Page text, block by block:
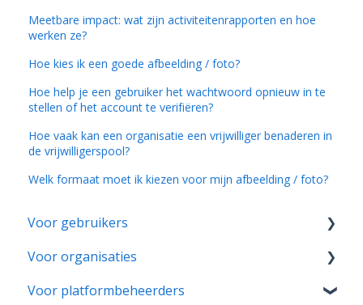
Meetbare impact: wat zijn activiteitenrapporten en hoe
werken ze?
Hoe kies ik een goede afbeelding / foto?
Hoe help je een gebruiker het wachtwoord opnieuw in te
stellen of het account te verifiëren?
Hoe vaak kan een organisatie een vrijwilliger benaderen in
de vrijwilligerspool?
Welk formaat moet ik kiezen voor mijn afbeelding / foto?
Voor gebruikers
Account & Instellingen
Aanmeldingen & Activiteitenrapporten
Voor organisaties
Aan de slag
Voor platformbeheerders